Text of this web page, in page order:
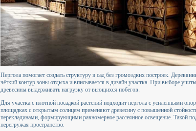
Пергола помогает создать структуру в сад без громоздких построек.
чёткий контур зоны отдыха и вписывается в дизайн участка. При выборе
древесины выдерживать нагрузку от вьющихся побегов.
Для участка с плотной посадкой растений подходит пергола с усиленными
площадках с открытым солнцем применяют древесину с повышенной
перекладинами, формирующими равномерное рассеянное освещение. Такой
перегружая пространство.